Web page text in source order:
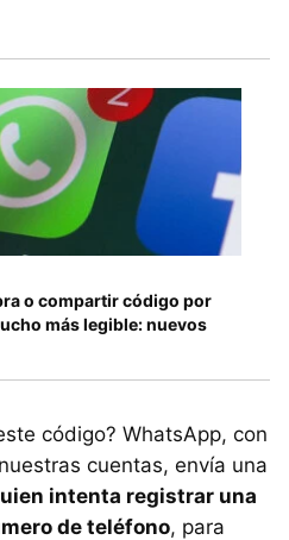
o compartir código por
más legible: nuevos
código? WhatsApp, con
cuentas, envía una
intenta registrar una
de teléfono, para